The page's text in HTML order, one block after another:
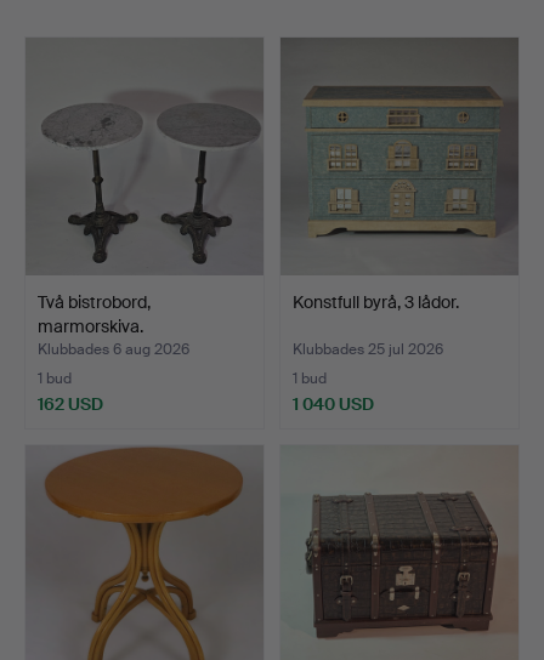
Två bistrobord,
marmorskiva.
Klubbades 6 aug 2026
1 bud
162 USD
Konstfull byrå, 3 lådor.
Klubbades 25 jul 2026
1 bud
1 040 USD